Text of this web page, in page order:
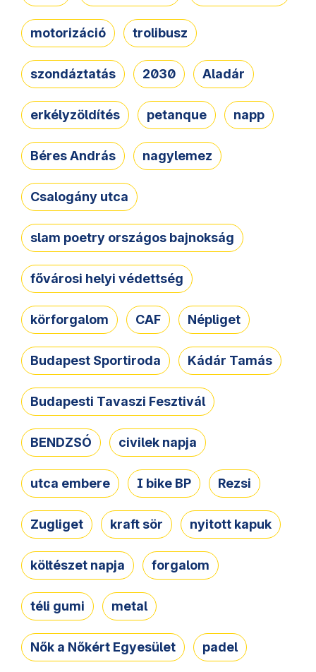
motorizáció trolibusz
szondáztatás 2030 Aladár
erkélyzöldítés petanque napp
Béres András nagylemez
Csalogány utca
slam poetry országos bajnokság
fővárosi helyi védettség
körforgalom CAF Népliget
Budapest Sportiroda Kádár Tamás
Budapesti Tavaszi Fesztivál
BENDZSÓ civilek napja
utca embere I bike BP Rezsi
Zugliget kraft sör nyitott kapuk
költészet napja forgalom
téli gumi metal
Nők a Nőkért Egyesület padel